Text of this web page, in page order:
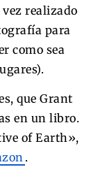
realizado
para
como sea
que Grant
en un libro.
of Earth»,
.